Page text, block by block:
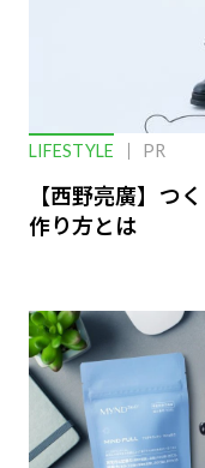
LIFESTYLE PR
【西野亮廣】つ
作り方とは